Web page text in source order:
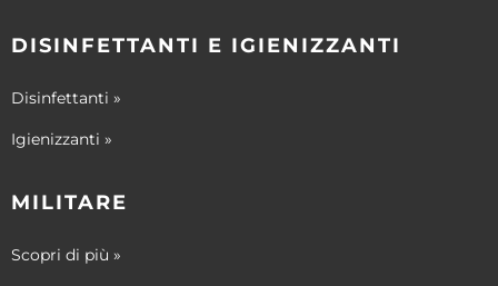
DISINFETTANTI E IGIENIZZANTI
Disinfettanti »
Igienizzanti »
MILITARE
Scopri di più »